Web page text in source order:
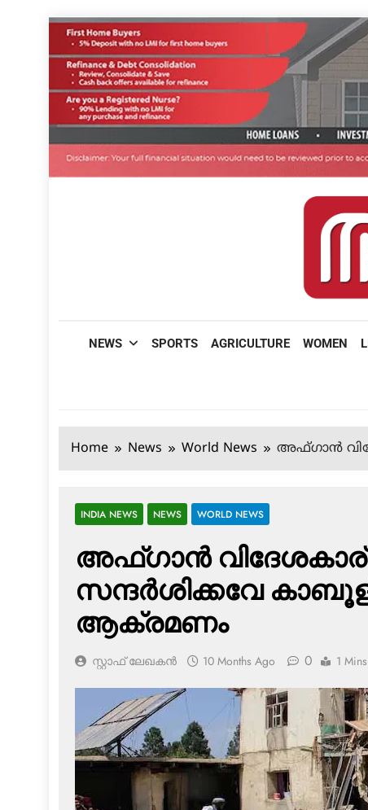
Skip
content
NEWS SPORTS AGRICULTURE WOMEN
Home News World News അഫ്ഗാന്‍
INDIA NEWS NEWS WORLD NEWS
അഫ്ഗാന്‍
സന്ദര്‍ശിക്കവേ
ആക്രമണം
സ്റ്റാഫ് ലേഖകൻ 10 Months Ago 0 1 Mins